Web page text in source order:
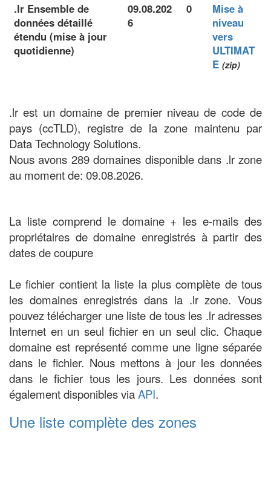
.lr Ensemble de
données détaillé
étendu (mise à jour
quotidienne)
09.08.202
6
0
Mise à
niveau
vers
ULTIMAT
E (zip)
.lr est un domaine de premier niveau de code de
pays (ccTLD), registre de la zone maintenu par
Data Technology Solutions.
Nous avons 289 domaines disponible dans .lr zone
au moment de: 09.08.2026.
La liste comprend le domaine + les e-mails des
propriétaires de domaine enregistrés à partir des
dates de coupure
Le fichier contient la liste la plus complète de tous
les domaines enregistrés dans la .lr zone. Vous
pouvez télécharger une liste de tous les .lr adresses
Internet en un seul fichier en un seul clic. Chaque
domaine est représenté comme une ligne séparée
dans le fichier. Nous mettons à jour les données
dans le fichier tous les jours. Les données sont
également disponibles viaAPI.
Une liste complète des zones